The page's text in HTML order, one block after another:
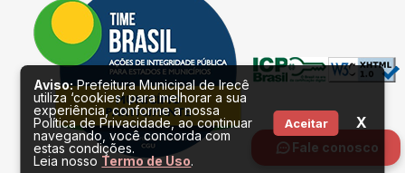
Fale conosco
Aviso:Prefeitura Municipal de Irecê
utiliza ‘cookies’ para melhorar a sua
experiência, conforme a nossa
Política de Privacidade, ao continuar
navegando, você concorda com
estas condições.
Leia nosso Termo de Uso.
Aceitar X